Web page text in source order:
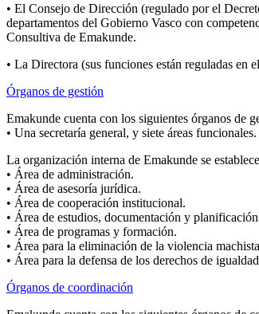
• El Consejo de Dirección (regulado por el
departamentos del Gobierno Vasco con
Consultiva de Emakunde.
• La Directora (sus funciones están reguladas en
Órganos de gestión
Emakunde cuenta con los siguientes órganos de
• Una secretaría general, y siete áreas funcionales.
La organización interna de Emakunde se
• Área de administración.
• Área de asesoría jurídica.
• Área de cooperación institucional.
• Área de estudios, documentación y
• Área de programas y formación.
• Área para la eliminación de la violencia
• Área para la defensa de los derechos de
Órganos de coordinación